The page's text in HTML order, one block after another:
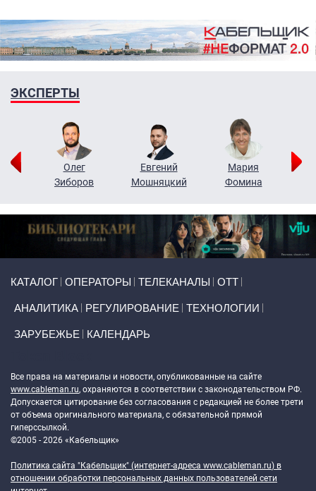
ЭКСПЕРТЫ
Олег
Зиборов
Евгений
Мошняцкий
Мария
Фомина
КАТАЛОГ ОПЕРАТОРЫ ТЕЛЕКАНАЛЫ ОТТ
АНАЛИТИКА РЕГУЛИРОВАНИЕ ТЕХНОЛОГИИ
ЗАРУБЕЖЬЕ КАЛЕНДАРЬ
Все права на материалы и новости, опубликованные на сайте
www.cableman.ru, охраняются в соответствии с законодательством РФ.
Допускается цитирование без согласования с редакцией не более трети
от объема оригинального материала, с обязательной прямой
гиперссылкой.
©2005 - 2026 «Кабельщик»
Политика сайта "Кабельщик" (интернет-адреса www.cableman.ru) в
отношении обработки персональных данных пользователей сети